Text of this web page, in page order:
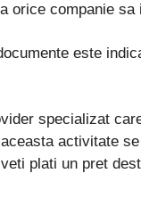
orice companie sa
este
specializat
activitate
plati un pret